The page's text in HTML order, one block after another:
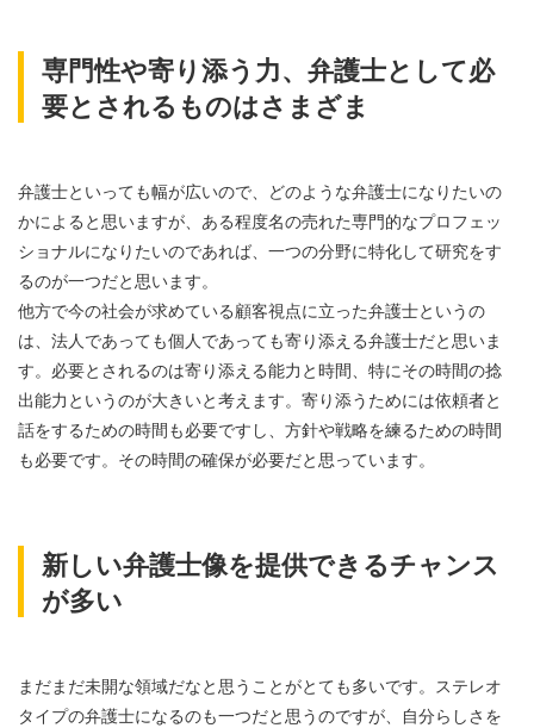
専門性や寄り添う力、弁護士として必
要とされるものはさまざま
弁護士といっても幅が広いので、どのような弁護士になりたいの
かによると思いますが、ある程度名の売れた専門的なプロフェッ
ショナルになりたいのであれば、一つの分野に特化して研究をす
るのが一つだと思います。
他方で今の社会が求めている顧客視点に立った弁護士というの
は、法人であっても個人であっても寄り添える弁護士だと思いま
す。必要とされるのは寄り添える能力と時間、特にその時間の捻
出能力というのが大きいと考えます。寄り添うためには依頼者と
話をするための時間も必要ですし、方針や戦略を練るための時間
も必要です。その時間の確保が必要だと思っています。
新しい弁護士像を提供できるチャンス
が多い
まだまだ未開な領域だなと思うことがとても多いです。ステレオ
タイプの弁護士になるのも一つだと思うのですが、自分らしさを